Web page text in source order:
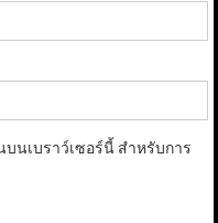
นเบราว์เซอร์นี้ สำหรับการ